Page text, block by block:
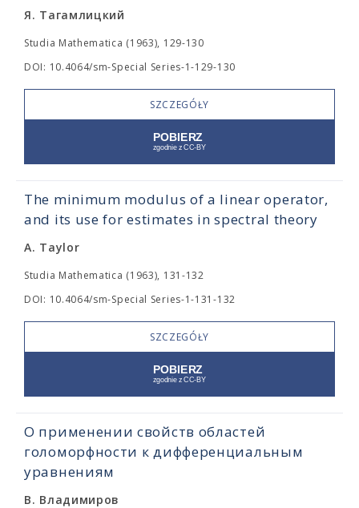
Я. Тагамлицкий
Studia Mathematica (1963), 129-130
DOI: 10.4064/sm-Special Series-1-129-130
SZCZEGÓŁY
The minimum modulus of a linear operator,
and its use for estimates in spectral theory
A. Taylor
Studia Mathematica (1963), 131-132
DOI: 10.4064/sm-Special Series-1-131-132
SZCZEGÓŁY
О применении свойств областей
голоморфности к дифференциальным
уравнениям
В. Владимиров